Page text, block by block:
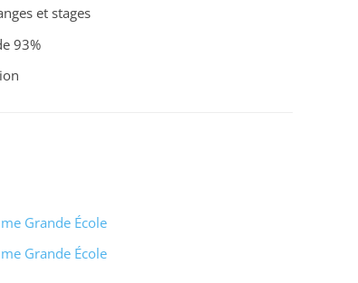
et stages
93%
Grande École
Grande École